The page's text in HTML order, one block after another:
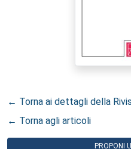
← Torna ai dettagli della
← Torna agli articoli
PROPONI